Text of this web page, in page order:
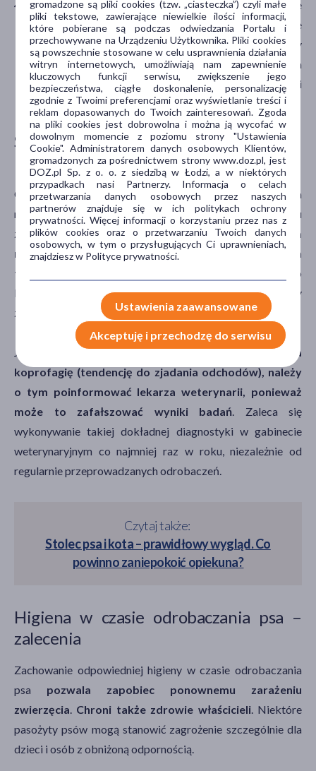
Bardzo wysokie ryzyko– psy, które jedzą surowe
mięso, polują i mają dostęp do środowiska silnie
zanieczyszczonego pasożytami. Jeśli takie psy
dodatkowo mają bliski kontakt z osobami z grup ryzyka
(np. osobami z obniżoną odpornością, dziećmi, osobami
starszymi), konieczne jest odrobaczanie co miesiąc.
Skuteczność odrobaczania psa –
znaczenie badania kału
Obecność pasożytów w przewodzie pokarmowym psa
może potwierdzić lekarz weterynarii poprzez badanie kału
zwierzęcia.Taką kontrolę skuteczności odrobaczenia
można przeprowadzić po upływie około dwóch
tygodni od podania tabletki
. Badanie kału (często
korzysta się z metody flotacji lub sedymentacji) służy
znalezieniu w próbce jaj pasożytów.
Jeśli jako właścicielzauważyłeś u Twojego psa
koprofagię (tendencję do zjadania odchodów), należy
o tym poinformować lekarza weterynarii, ponieważ
może to zafałszować wyniki badań . Zaleca się
wykonywanie takiej dokładnej diagnostyki w gabinecie
weterynaryjnym co najmniej raz w roku, niezależnie od
regularnie przeprowadzanych odrobaczeń.
Czytaj także:
Stolec psa i kota – prawidłowy wygląd. Co
powinno zaniepokoić opiekuna?
Higiena w czasie odrobaczania psa –
zalecenia
Zachowanie odpowiedniej higieny w czasie odrobaczania
psa pozwala zapobiec ponownemu zarażeniu
zwierzęcia Chroni także zdrowie właścicieli. Niektóre
pasożyty psów mogą stanowić zagrożenie szczególnie dla
dzieci i osób z obniżoną odpornością.
gromadzone są pliki cookies (tzw. „ciasteczka”) czyli małe
pliki tekstowe, zawierające niewielkie ilości informacji,
które pobierane są podczas odwiedzania Portalu i
przechowywane na Urządzeniu Użytkownika. Pliki cookies
są powszechnie stosowane w celu usprawnienia działania
witryn internetowych, umożliwiają nam zapewnienie
kluczowych funkcji serwisu, zwiększenie jego
bezpieczeństwa, ciągłe doskonalenie, personalizację
zgodnie z Twoimi preferencjami oraz wyświetlanie treści i
reklam dopasowanych do Twoich zainteresowań. Zgoda
na pliki cookies jest dobrowolna i można ją wycofać w
dowolnym momencie z poziomu strony "Ustawienia
Cookie". Administratorem danych osobowych Klientów,
gromadzonych za pośrednictwem strony www.doz.pl, jest
DOZ.pl Sp. z o. o. z siedzibą w Łodzi, a w niektórych
przypadkach nasi Partnerzy. Informacja o celach
przetwarzania danych osobowych przez naszych
partnerów znajduje się w ich politykach ochrony
prywatności. Więcej informacji o korzystaniu przez nas z
plików cookies oraz o przetwarzaniu Twoich danych
osobowych, w tym o przysługujących Ci uprawnieniach,
znajdziesz w Polityce prywatności.
Ustawienia zaawansowane
Akceptuję i przechodzę do serwisu